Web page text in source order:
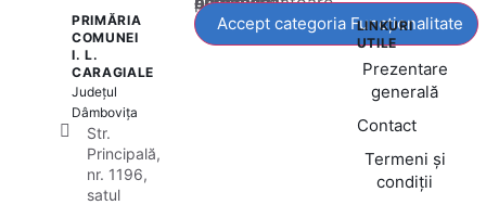
PRIMĂRIA
COMUNEI
I. L.
CARAGIALE
Județul
Dâmbovița
Str.
Principală,
nr. 1196,
satul
Accept categoria Funcționalitate
LINKURI
UTILE
Prezentare
generală
Contact
Termeni și
condiții